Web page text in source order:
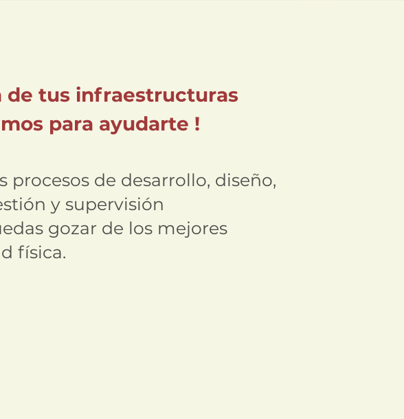
de tus infraestructuras
para ayudarte !
de desarrollo, diseño,
y supervisión
gozar de los mejores
física.